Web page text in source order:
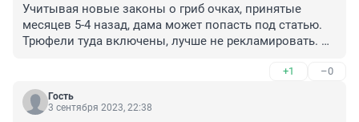
Учитывая новые законы о гриб очках, принятые
месяцев 5-4 назад, дама может попасть под статью.
Трюфели туда включены, лучше не рекламировать. Я
+1 –0
Гость
3 сентября 2023, 22:38